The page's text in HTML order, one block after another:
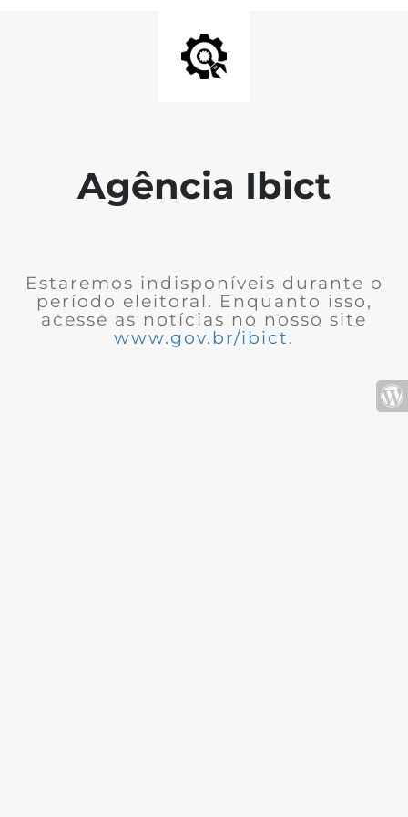
Agência Ibict
Estaremos indisponíveis durante o
período eleitoral. Enquanto isso,
acesse as notícias no nosso site
www.gov.br/ibict.